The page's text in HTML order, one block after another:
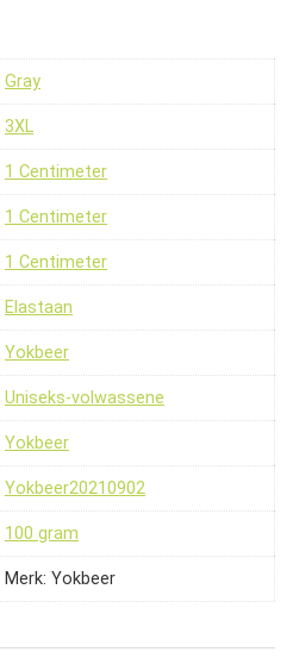
‎Gray
‎3XL
‎1 Centimeter
‎1 Centimeter
‎1 Centimeter
‎Elastaan
‎Yokbeer
‎Uniseks-volwassene
‎Yokbeer
‎Yokbeer20210902
‎100 gram
Merk: Yokbeer